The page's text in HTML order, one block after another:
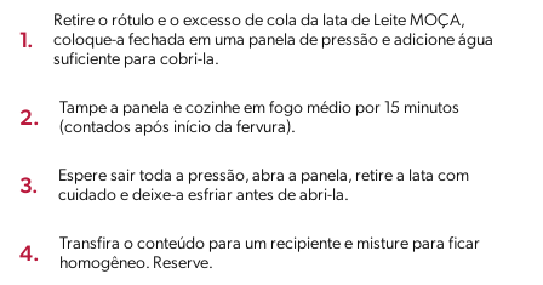
1.
Retire o rótulo e o excesso de cola da lata de Leite MOÇA,
coloque-a fechada em uma panela de pressão e adicione água
suficiente para cobri-la.
2.
Tampe a panela e cozinhe em fogo médio por 15 minutos
(contados após início da fervura).
3.
Espere sair toda a pressão, abra a panela, retire a lata com
cuidado e deixe-a esfriar antes de abri-la.
4.
Transfira o conteúdo para um recipiente e misture para ficar
homogêneo. Reserve.